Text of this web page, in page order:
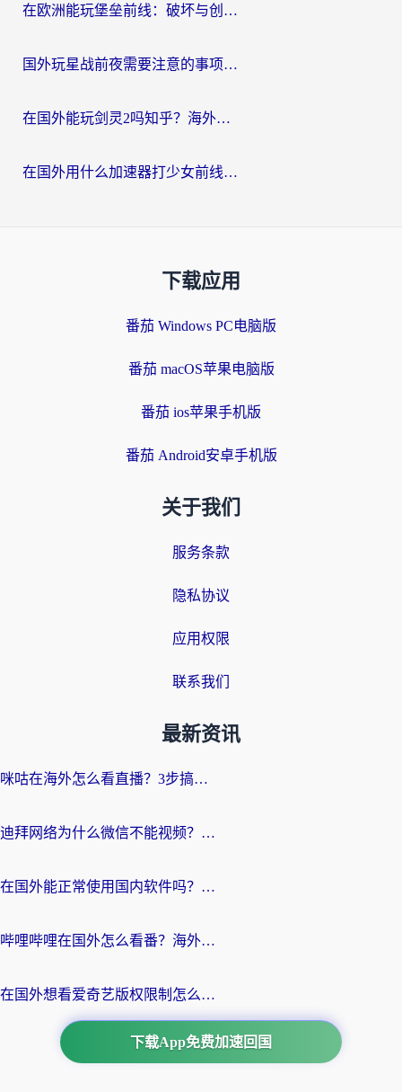
在欧洲能玩堡垒前线：破坏与创造吗？海外党国服游戏不卡顿的秘密
国外玩星战前夜需要注意的事项：一份来自老玩家的网络生存指南
在国外能玩剑灵2吗知乎？海外党亲测有效的国服游戏加速指南
在国外用什么加速器打少女前线：云图计划不卡？一个老玩家的掏心分享
下载应用
番茄 Windows PC电脑版
番茄 macOS苹果电脑版
番茄 ios苹果手机版
番茄 Android安卓手机版
关于我们
服务条款
隐私协议
应用权限
联系我们
最新资讯
咪咕在海外怎么看直播？3步搞定地域限制，还能畅看腾讯视频与国内热剧
迪拜网络为什么微信不能视频？海外党必看的回国加速全攻略
在国外能正常使用国内软件吗？海外党亲测有效的无缝访问指南
哔哩哔哩在国外怎么看番？海外党追剧看片的终极解决方案
在国外想看爱奇艺版权限制怎么办？海外华人必看的追剧自由指南
下载App免费加速回国